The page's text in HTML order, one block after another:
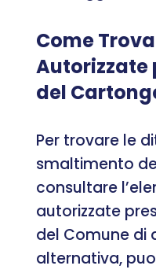
Come
Autorizzate
del
Per trovare le
smaltimento
consultare
autorizzate
del Comune di
alternativa,